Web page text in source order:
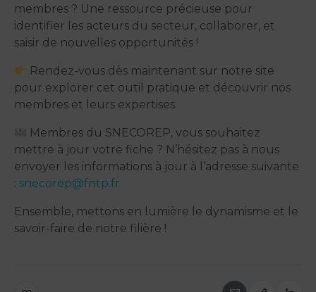
membres ? Une ressource précieuse pour
identifier les acteurs du secteur, collaborer, et
saisir de nouvelles opportunités !
Rendez-vous dès maintenant sur notre site
pour explorer cet outil pratique et découvrir nos
membres et leurs expertises.
Membres du SNECOREP, vous souhaitez
mettre à jour votre fiche ? N’hésitez pas à nous
envoyer les informations à jour à l’adresse suivante
: snecorep@fntp.fr
Ensemble, mettons en lumière le dynamisme et le
savoir-faire de notre filière !